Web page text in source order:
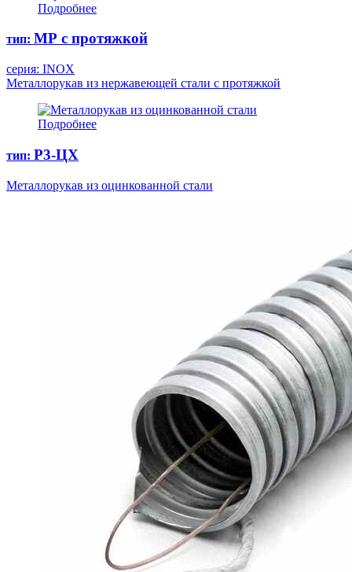
Подробнее
тип: МР с протяжкой
серия: INOX
Металлорукав из нержавеющей стали с протяжкой
Подробнее
тип: Р3-ЦХ
Металлорукав из оцинкованной стали